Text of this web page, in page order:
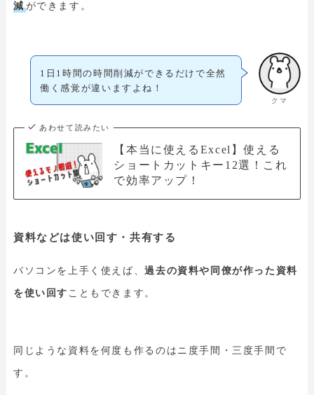
減ができます。
クマ
1日1時間の時間削減ができるだけで全然
働く感覚が違いますよね！
あわせて読みたい
【本当に使えるExcel】使える
ショートカットキー12選！これ
で効率アップ！
資料などは使い回す・共有する
パソコンを上手く使えば、過去の資料や同僚が作った資料
を使い回す こともできます。
同じような資料を何度も作るのはニ度手間・三度手間で
す。